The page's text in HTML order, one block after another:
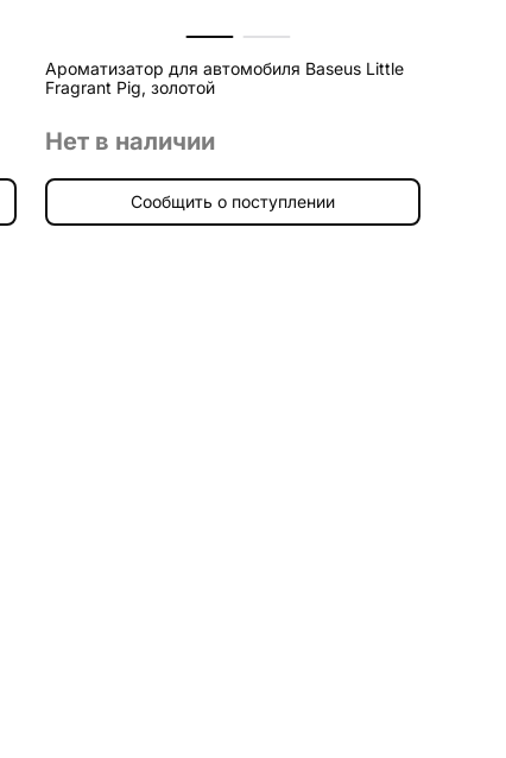
Ароматизатор для автомобиля Baseus Little
Fragrant Pig, золотой
Нет в наличии
Сообщить о поступлении